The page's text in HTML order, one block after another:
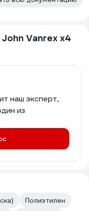
Vanrex х4
наш эксперт,
из
Полиэтилен